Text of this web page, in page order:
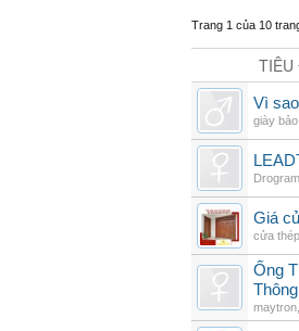
Trang 1 của 10
TIÊU
Vì
giày
Giá
cửa
Ống
maytron